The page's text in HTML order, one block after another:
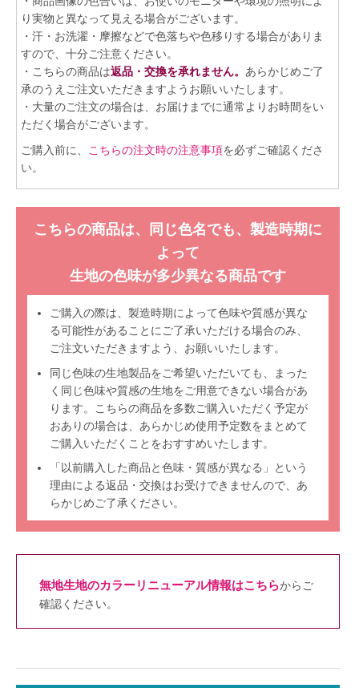
り実物と異なって見える場合がございます。
・汗・お洗濯・摩擦などで色落ちや色移りする場合がありま
すので、十分ご注意ください。
・こちらの商品は返品・交換を承れません。 あらかじめご了
承のうえご注文いただきますようお願いいたします。
・大量のご注文の場合は、お届けまでに通常よりお時間をい
ただく場合がございます。
ご購入前に、
こちらの注文時の注意事項を必ずご確認くださ
い。
こちらの商品は、同じ色名でも、製造時期に
よって
生地の色味が多少異なる商品です
ご購入の際は、製造時期によって色味や質感が異な
る可能性があることにご了承いただける場合のみ、
ご注文いただきますよう、お願いいたします。
同じ色味の生地製品をご希望いただいても、まった
く同じ色味や質感の生地をご用意できない場合があ
ります。こちらの商品を多数ご購入いただく予定が
おありの場合は、あらかじめ使用予定数をまとめて
ご購入いただくことをおすすめいたします。
「以前購入した商品と色味・質感が異なる」という
理由による返品・交換はお受けできませんので、あ
らかじめご了承ください。
無地生地のカラーリニューアル情報はこちらからご
確認ください。